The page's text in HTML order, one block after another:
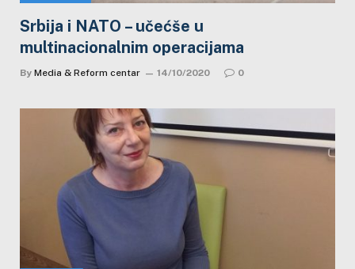
Srbija i NATO – učećše u
multinacionalnim operacijama
By Media & Reform centar 14/10/2020 0